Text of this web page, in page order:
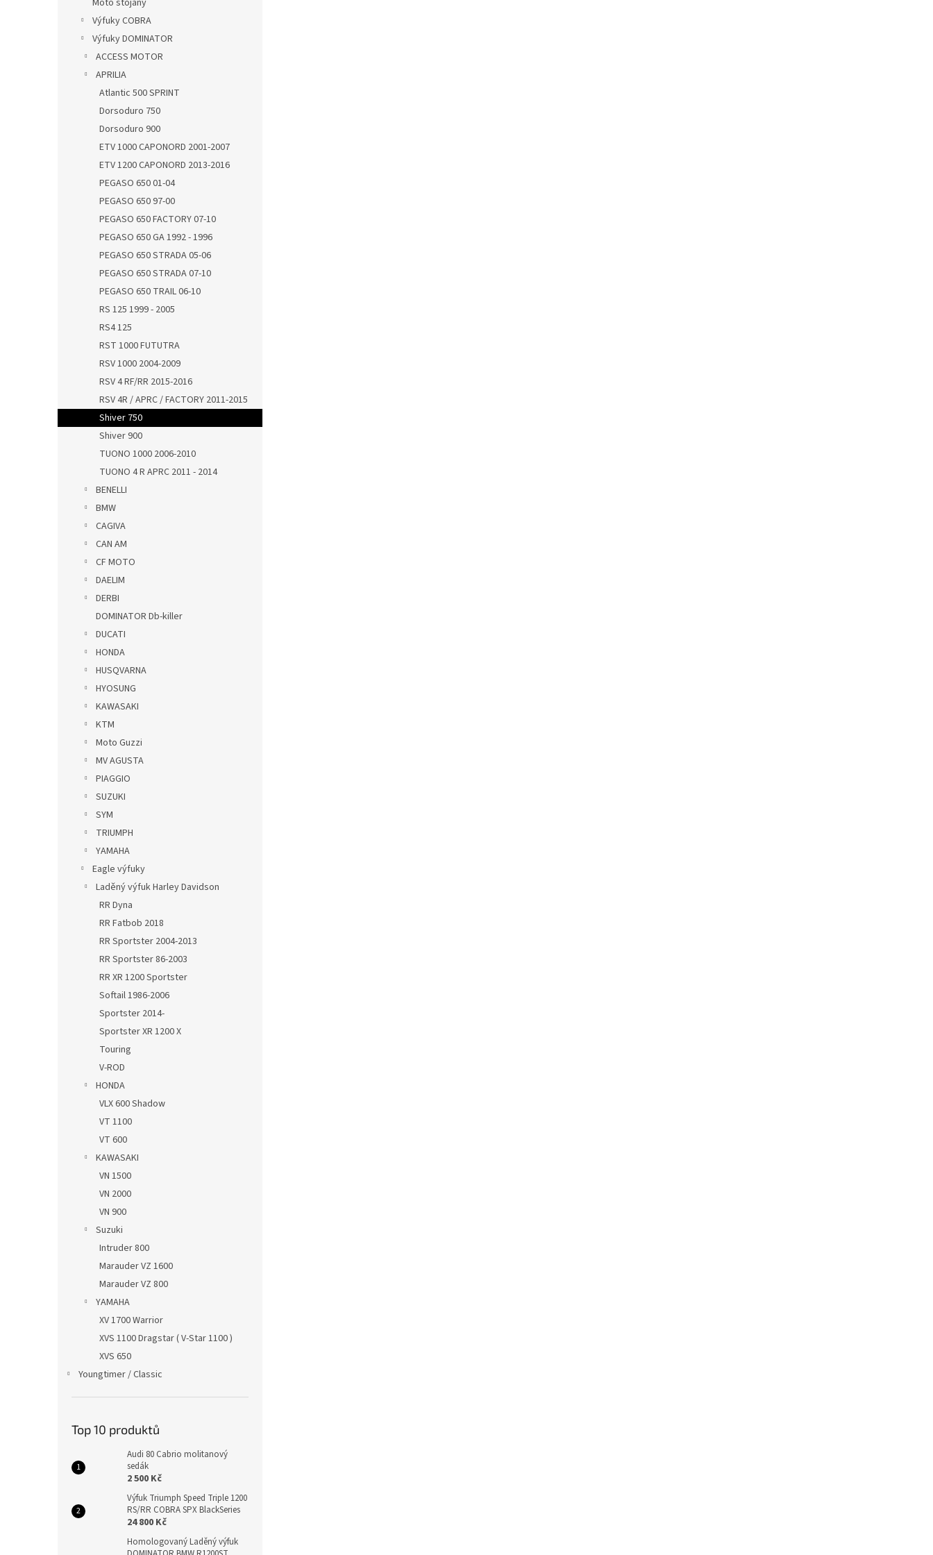
Moto stojany
Výfuky COBRA
Výfuky DOMINATOR
ACCESS MOTOR
APRILIA
Atlantic 500 SPRINT
Dorsoduro 750
Dorsoduro 900
ETV 1000 CAPONORD 2001-2007
ETV 1200 CAPONORD 2013-2016
PEGASO 650 01-04
PEGASO 650 97-00
PEGASO 650 FACTORY 07-10
PEGASO 650 GA 1992 - 1996
PEGASO 650 STRADA 05-06
PEGASO 650 STRADA 07-10
PEGASO 650 TRAIL 06-10
RS 125 1999 - 2005
RS4 125
RST 1000 FUTUTRA
RSV 1000 2004-2009
RSV 4 RF/RR 2015-2016
RSV 4R / APRC / FACTORY 2011-2015
Shiver 750
Shiver 900
TUONO 1000 2006-2010
TUONO 4 R APRC 2011 - 2014
BENELLI
BMW
CAGIVA
CAN AM
CF MOTO
DAELIM
DERBI
DOMINATOR Db-killer
DUCATI
HONDA
HUSQVARNA
HYOSUNG
KAWASAKI
KTM
Moto Guzzi
MV AGUSTA
PIAGGIO
SUZUKI
SYM
TRIUMPH
YAMAHA
Eagle výfuky
Laděný výfuk Harley Davidson
RR Dyna
RR Fatbob 2018
RR Sportster 2004-2013
RR Sportster 86-2003
RR XR 1200 Sportster
Softail 1986-2006
Sportster 2014-
Sportster XR 1200 X
Touring
V-ROD
HONDA
VLX 600 Shadow
VT 1100
VT 600
KAWASAKI
VN 1500
VN 2000
VN 900
Suzuki
Intruder 800
Marauder VZ 1600
Marauder VZ 800
YAMAHA
XV 1700 Warrior
XVS 1100 Dragstar ( V-Star 1100 )
XVS 650
Youngtimer / Classic
Top 10 produktů
Audi 80 Cabrio molitanový
sedák
2 500 Kč
Výfuk Triumph Speed Triple 1200
RS/RR COBRA SPX BlackSeries
24 800 Kč
Homologovaný Laděný výfuk